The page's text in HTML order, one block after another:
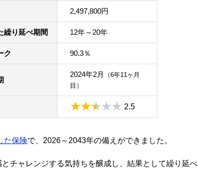
2,497,800円
繰り延べ期間 12年～20年
ク 90.3％
2024年2月
（6年11ヶ月
目）
2.5
た保険で、2026～2043年の備えができました。
チャレンジする気持ちを醸成し、結果として繰り延べ